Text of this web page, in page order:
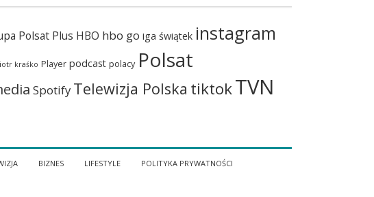
Polsat Plus HBO hbo go iga świątek instagram
kraśko Player podcast polacy Polsat
Spotify Telewizja Polska tiktokTVN
BIZNES LIFESTYLE POLITYKA PRYWATNOŚCI